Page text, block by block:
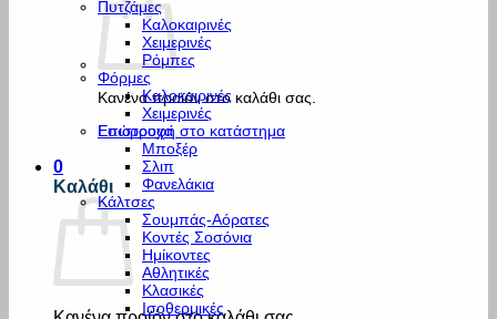
Κανένα προϊόν στο καλάθι σας.
Επιστροφή στο κατάστημα
0
Καλάθι
Πυτζάμες
Καλοκαιρινές
Χειμερινές
Ρόμπες
Φόρμες
Καλοκαιρινές
Χειμερινές
Εσώρουχα
Μποξέρ
Σλιπ
Φανελάκια
Κάλτσες
Σουμπάς-Αόρατες
Κοντές Σοσόνια
Ημίκοντες
Αθλητικές
Κλασικές
Ισοθερμικές